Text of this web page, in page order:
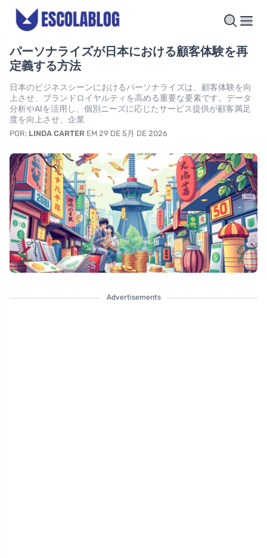
パーソナライズが日本における顧客体験を再
定義する方法
日本のビジネスシーンにおけるパーソナライズは、顧客体験を向
上させ、ブランドロイヤルティを高める重要な要素です。データ
分析やAIを活用し、個別ニーズに応じたサービス提供が顧客満足
度を向上させ、企業
POR: LINDA CARTER EM 29 DE 5月 DE 2026
Advertisements